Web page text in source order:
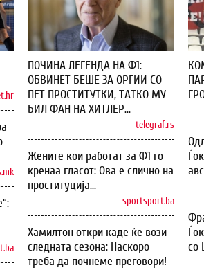
ПОЧИНА ЛЕГЕНДА НА Ф1:
ОБВИНЕТ БЕШЕ ЗА ОРГИИ СО
ПЕТ ПРОСТИТУТКИ, ТАТКО МУ
БИЛ ФАН НА ХИТЛЕР...
telegraf.rs
Жените кои работат за Ф1 го
кренаа гласот: Ова е слично на
проституција...
sportsport.ba
Хамилтон откри каде ќе вози
следната сезона: Наскоро
треба да почнеме преговори!
со